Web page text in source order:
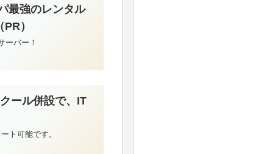
最強のレンタル
）
ーバー！
ール併設で、IT
ト可能です。